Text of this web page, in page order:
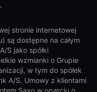
stronie internetowej
są dostępne na całym
S jako spółki
wzmianki o Grupie
w tym do spółek
A/S. Umowy z klientami